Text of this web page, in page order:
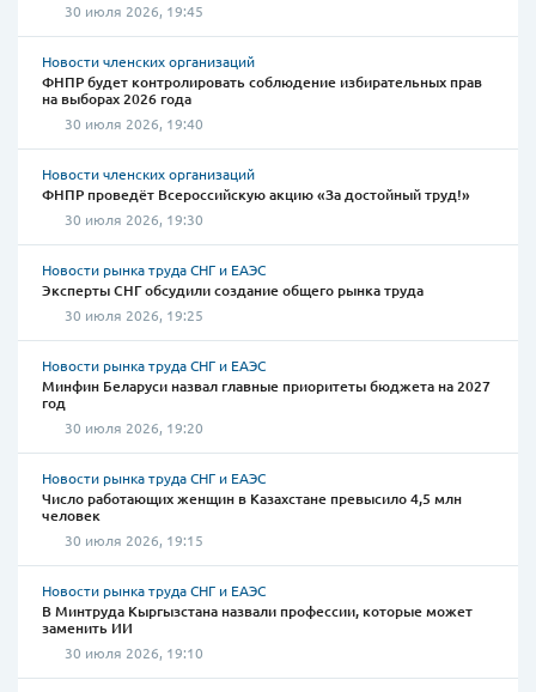
30 июля 2026, 19:45
Новости членских организаций
ФНПР будет контролировать соблюдение избирательных прав
на выборах 2026 года
30 июля 2026, 19:40
Новости членских организаций
ФНПР проведёт Всероссийскую акцию «За достойный труд!»
30 июля 2026, 19:30
Новости рынка труда СНГ и ЕАЭС
Эксперты СНГ обсудили создание общего рынка труда
30 июля 2026, 19:25
Новости рынка труда СНГ и ЕАЭС
Минфин Беларуси назвал главные приоритеты бюджета на 2027
год
30 июля 2026, 19:20
Новости рынка труда СНГ и ЕАЭС
Число работающих женщин в Казахстане превысило 4,5 млн
человек
30 июля 2026, 19:15
Новости рынка труда СНГ и ЕАЭС
В Минтруда Кыргызстана назвали профессии, которые может
заменить ИИ
30 июля 2026, 19:10